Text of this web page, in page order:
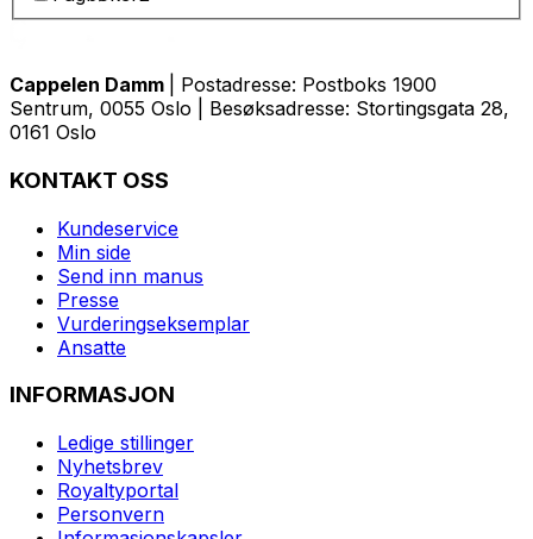
Cappelen Damm
| Postadresse: Postboks 1900
Sentrum, 0055 Oslo | Besøksadresse: Stortingsgata 28,
0161 Oslo
KONTAKT OSS
Kundeservice
Min side
Send inn manus
Presse
Vurderingseksemplar
Ansatte
INFORMASJON
Ledige stillinger
Nyhetsbrev
Royaltyportal
Personvern